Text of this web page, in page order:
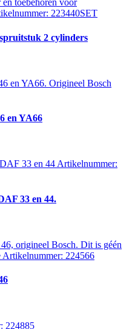
2 cylinders
en YA66
33 en 44.